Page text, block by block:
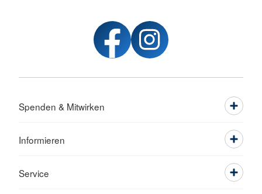
Spenden & Mitwirken
Informieren
Service